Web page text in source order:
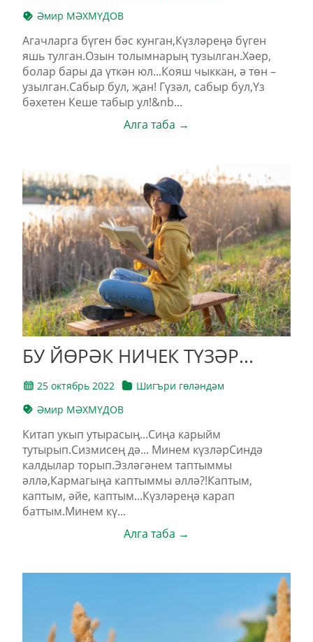
Әмир МӘХМҮДОВ
Агачларга бүген бәс кунган,Күзләреңә бүген
яшь тулган.Озын толымнарың тузылган.Хәер,
болар бары да үткән юл...Кояш чыккан, ә төн –
узылган.Сабыр бул, җан! Гүзәл, сабыр бул,Үз
бәхетен Кеше табыр ул!&nb...
Алга таба →
БУ ЙӨРӘК НИЧЕК ТҮЗӘР...
25 октябрь 2022
Шигъри гөләндәм
Әмир МӘХМҮДОВ
Китап укып утырасың...Сиңа карыйм
тутырып.Сизмисең дә... Минем күзләрСиндә
калдылар торып.Эзләгәнем таптыммы
әллә,Кармагыңа каптыммы әллә?!Каптым,
каптым, әйе, каптым...Күзләреңә карап
баттым.Минем кү...
Алга таба →